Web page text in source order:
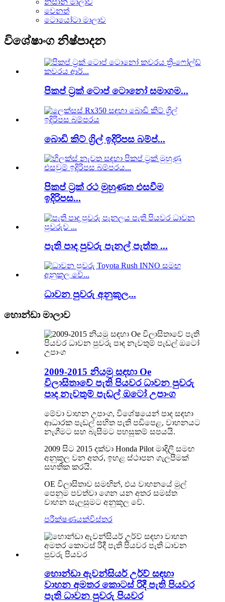
වෙනත්
ටොයෝටා මාලාව
විශේෂාංග නිෂ්පාදන
පිකප් ට්‍රක් ටොප් ටොනෝ සමාගම...
බොඩි කිට් ග්‍රිල් ඉදිරිපස බම්ප්...
පිකප් ට්‍රක් රථ මුහුණත එසවීම
ඉදිරිපස...
පැති පාද පුවරු පැනල් පැත්ත ...
ධාවන පුවරු අනුකූල...
හොන්ඩා මාලාව
2009-2015 නියමු සඳහා Oe
විලාසිතාවේ පැති පියවර ධාවන පුවරු
පාද නැවතුම් පැඩල් ඔටෝ උපාංග
මේවා වාහන උපාංග, විශේෂයෙන් පාද සඳහා
ආධාරක පැඩල් සහිත පැති පඩිපෙළ, වාහනයට
නැගීමට සහ බැසීමට පහසුකම් සපයයි.
2009 සිට 2015 දක්වා Honda Pilot මාදිලි සමඟ
අනුකූල වන අතර, ඉහළ ස්ථාපන ගැලපීමක්
සහතික කරයි.
OE විලාසිතාව සමඟින්, එය වාහනයේ මුල්
පෙනුම පවත්වා ගෙන යන අතර සමස්ත
වාහන සැලසුමට අනුකූල වේ.
පරීක්ෂණයක්විස්තර
හොන්ඩා ඇවන්සියර් උර්ව් සඳහා
වාහන අමතර කොටස් රිදී පැති පියවර
පැති ධාවන පුවරු පියවර